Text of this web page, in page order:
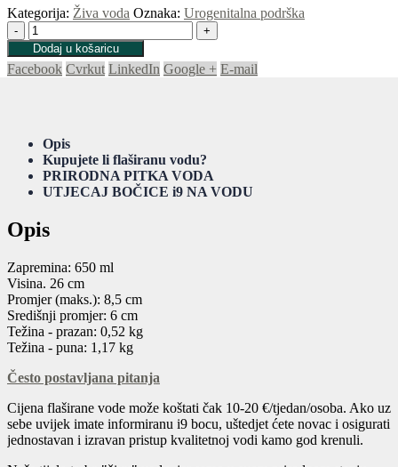
Kategorija: Živa voda Oznaka: Urogenitalna podrška
-
+
Dodaj u košaricu
Facebook Cvrkut LinkedIn Google + E-mail
Opis
Kupujete li flaširanu vodu?
PRIRODNA PITKA VODA
UTJECAJ BOČICE i9 NA VODU
Opis
Zapremina: 650 ml
Visina. 26 cm
Promjer (maks.): 8,5 cm
Središnji promjer: 6 cm
Težina - prazan: 0,52 kg
Težina - puna: 1,17 kg
Često postavljana pitanja
Cijena flaširane vode može koštati čak 10-20 €/tjedan/osoba. Ako uz
sebe uvijek imate informiranu i9 bocu, uštedjet ćete novac i osigurati
jednostavan i izravan pristup kvalitetnoj vodi kamo god krenuli.